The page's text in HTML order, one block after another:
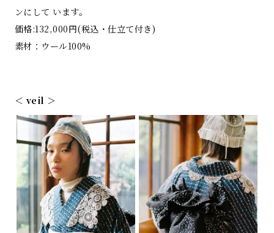
ンにして います。
価格:132,000円(税込・仕立て付き)
素材：ウール100%
＜ veil ＞